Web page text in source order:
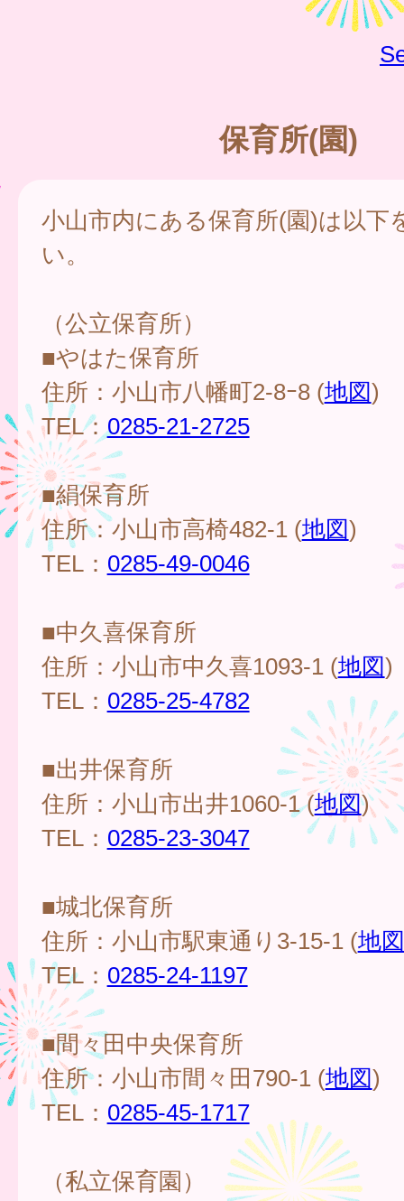
保育所(園)
小山市内にある保育所(園)は以下
い。
（公立保育所）
■やはた保育所
住所：小山市八幡町2-8ｰ8 (地図)
TEL：0285-21-2725
■絹保育所
住所：小山市高椅482-1 (地図)
TEL： 0285-49-0046
■中久喜保育所
住所：小山市中久喜1093-1 (地図)
TEL： 0285-25-4782
■出井保育所
住所：小山市出井1060-1 (地図)
TEL： 0285-23-3047
■城北保育所
住所：小山市駅東通り3-15-1 (地図
TEL： 0285-24-1197
■間々田中央保育所
住所：小山市間々田790-1 (地図)
TEL： 0285-45-1717
（私立保育園）